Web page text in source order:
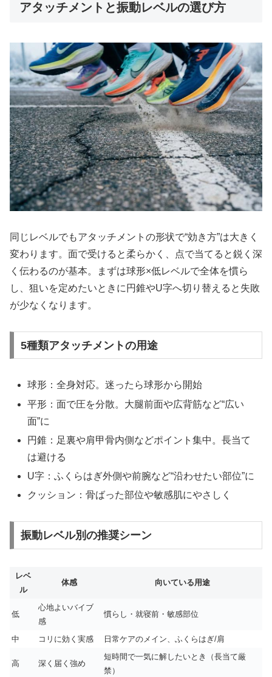
アタッチメントと振動レベルの選び方
同じレベルでもアタッチメントの形状で“効き方”は大きく
変わります。面で受けると柔らかく、点で当てると鋭く深
く伝わるのが基本。まずは球形×低レベルで全体を慣ら
し、狙いを定めたいときに円錐やU字へ切り替えると失敗
が少なくなります。
5種類アタッチメントの用途
球形：全身対応。迷ったら球形から開始
平形：面で圧を分散。大腿前面や広背筋など“広い
面”に
円錐：足裏や肩甲骨内側などポイント集中。長当て
は避ける
U字：ふくらはぎ外側や前腕など“沿わせたい部位”に
クッション：骨ばった部位や敏感肌にやさしく
振動レベル別の推奨シーン
レベ
ル
体感 向いている用途
低
心地よいバイブ
感
慣らし・就寝前・敏感部位
中 コリに効く実感 日常ケアのメイン、ふくらはぎ/肩
高 深く届く強め
短時間で一気に解したいとき（長当て厳
禁）